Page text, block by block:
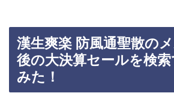
漢生爽楽 防風通聖散の
後の大決算セールを検
みた！